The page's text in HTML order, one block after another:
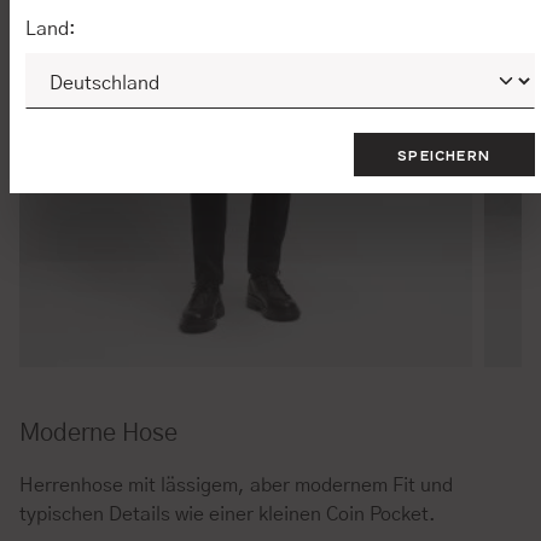
Moderne Hose
Herrenhose mit lässigem, aber modernem Fit und
typischen Details wie einer kleinen Coin Pocket.
Land:
SPEICHERN